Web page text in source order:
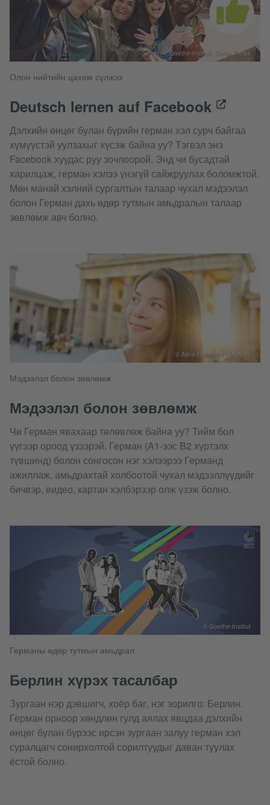
Олон нийтийн цахим сүлжээ
Deutsch lernen auf Facebook
Дэлхийн өнцөг булан бүрийн герман хэл сурч байгаа
хүмүүстэй уулзахыг хүсэж байна уу? Тэгвэл энэ
Facebook хуудас руу зочлоорой. Энд чи бусадтай
харилцаж, герман хэлээ үнэгүй сайжруулах боломжтой.
Мөн манай хэлний сургалтын талаар чухал мэдээлэл
болон Герман дахь өдөр тутмын амьдралын талаар
зөвлөмж авч болно.
Foto: © Goethe-Institut, Sonja Tobias
Мэдээлэл болон зөвлөмж
Мэдээлэл болон зөвлөмж
Чи Герман явахаар төлөвлөж байна уу? Тийм бол
үүгээр ороод үзээрэй. Герман (A1-ээс B2 хүртэлх
түвшинд) болон сонгосон нэг хэлээрээ Германд
ажиллаж, амьдрахтай холбоотой чухал мэдээллүүдийг
бичвэр, видео, картан хэлбэрээр олж үзэж болно.
© Alina Holtmann / Maridav
Германы өдөр тутмын амьдрал
Берлин хүрэх тасалбар
Зургаан нэр дэвшигч, хоёр баг, нэг зорилго: Берлин.
Герман орноор хөндлөн гулд аялах явцдаа дэлхийн
өнцөг булан бүрээс ирсэн зургаан залуу герман хэл
суралцагч сонирхолтой сорилтуудыг даван туулах
ёстой болно.
© Goethe-Institut